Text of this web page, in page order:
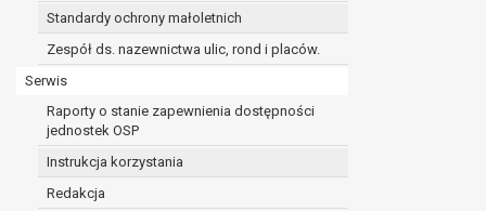
Standardy ochrony małoletnich
Zespół ds. nazewnictwa ulic, rond i placów.
Serwis
Raporty o stanie zapewnienia dostępności
jednostek OSP
Instrukcja korzystania
Redakcja